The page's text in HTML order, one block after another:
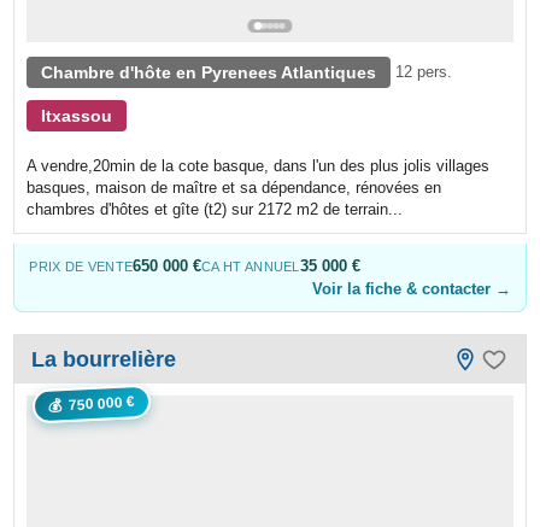
Chambre d'hôte en Pyrenees Atlantiques 12 pers.
Itxassou
A vendre,20min de la cote basque, dans l'un des plus jolis villages
basques, maison de maître et sa dépendance, rénovées en
chambres d'hôtes et gîte (t2) sur 2172 m2 de terrain...
PRIX DE VENTE650 000 €CA HT ANNUEL 35 000 €
Voir la fiche & contacter →
💰 750 000 €
La bourrelière